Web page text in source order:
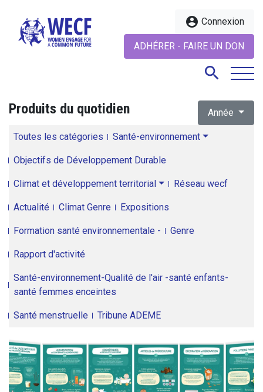
account_circle Connexion
ADHÉRER - FAIRE UN DON
search
Produits du quotidien Année
Toutes les catégories Santé-environnement
Objectifs de Développement Durable
Climat et développement territorial Réseau wecf
Actualité Climat Genre Expositions
Formation santé environnementale - Genre
Rapport d'activité
Santé-environnement-Qualité de l'air -santé enfants-
santé femmes enceintes
Santé menstruelle Tribune ADEME